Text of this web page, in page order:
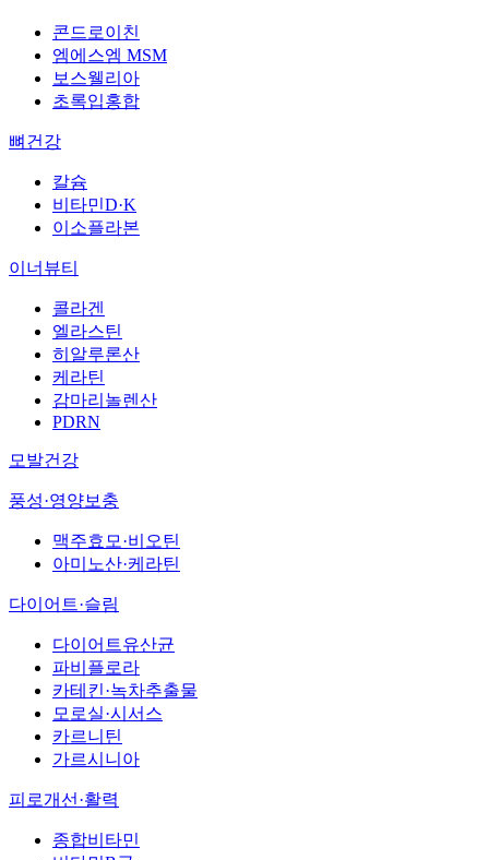
콘드로이친
엠에스엠 MSM
보스웰리아
초록입홍합
뼈건강
칼슘
비타민D·K
이소플라본
이너뷰티
콜라겐
엘라스틴
히알루론산
케라틴
감마리놀렌산
PDRN
모발건강
풍성·영양보충
맥주효모·비오틴
아미노산·케라틴
다이어트·슬림
다이어트유산균
파비플로라
카테킨·녹차추출물
모로실·시서스
카르니틴
가르시니아
피로개선·활력
종합비타민